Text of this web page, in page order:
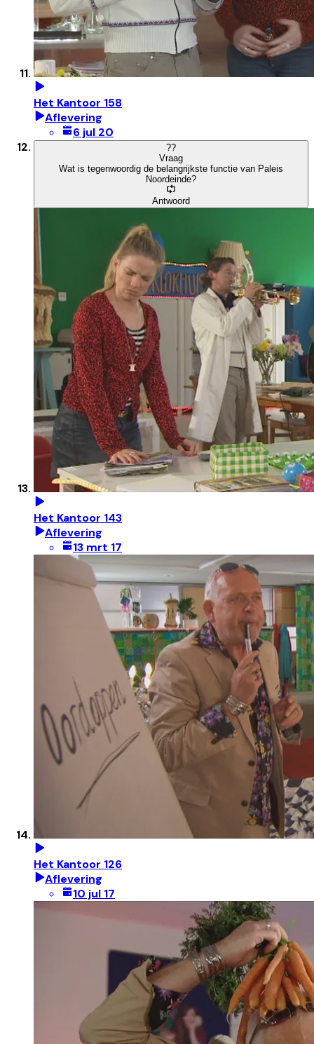
Het Kantoor 158
Aflevering
6 jul 20
??
Vraag
Wat is tegenwoordig de belangrijkste functie van Paleis
Noordeinde?
Antwoord
Het Kantoor 143
Aflevering
13 mrt 17
Het Kantoor 126
Aflevering
10 jul 17